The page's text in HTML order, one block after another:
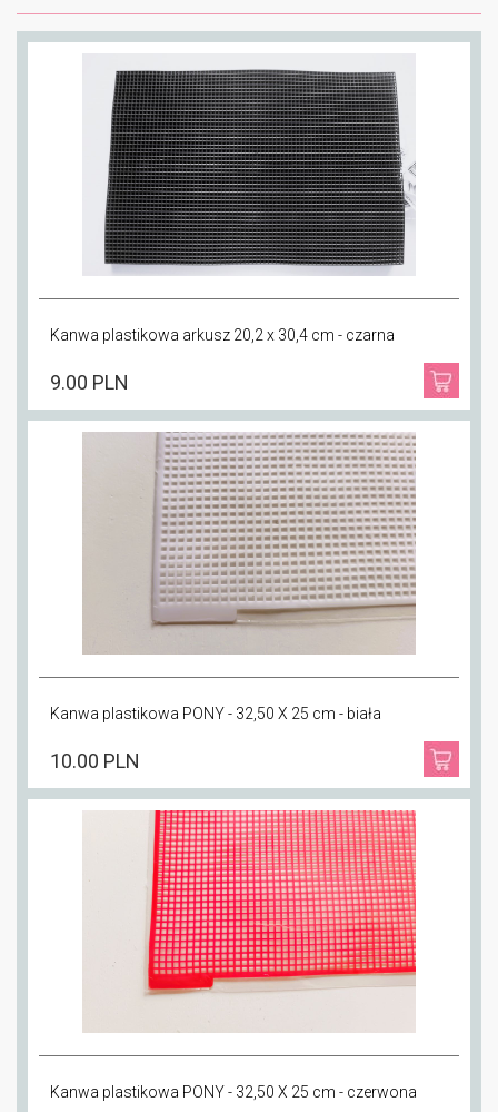
Kanwa plastikowa arkusz 20,2 x 30,4 cm - czarna
9.00 PLN
Kanwa plastikowa PONY - 32,50 X 25 cm - biała
10.00 PLN
Kanwa plastikowa PONY - 32,50 X 25 cm - czerwona